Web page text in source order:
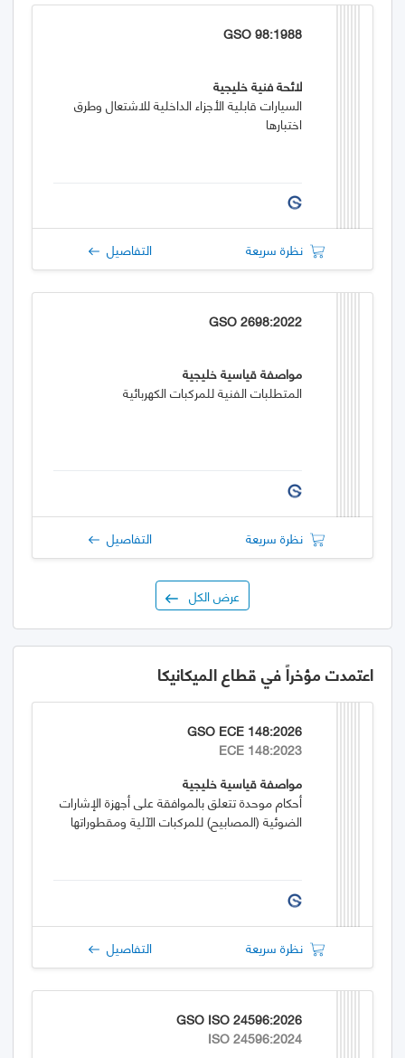
GSO 98:1988
لائحة فنية خليجية
السيارات قابلية الأجزاء الداخلية للاشتعال وطرق
اختبارها
نظرة سريعة التفاصيل
GSO 2698:2022
مواصفة قياسية خليجية
المتطلبات الفنية للمركبات الكهربائية
نظرة سريعة التفاصيل
عرض الكل
اعتمدت مؤخراً في قطاع الميكانيكا
GSO ECE 148:2026
ECE 148:2023
مواصفة قياسية خليجية
أحكام موحدة تتعلق بالموافقة على أجهزة الإشارات
الضوئية (المصابيح) للمركبات الآلية ومقطوراتها
نظرة سريعة التفاصيل
GSO ISO 24596:2026
ISO 24596:2024